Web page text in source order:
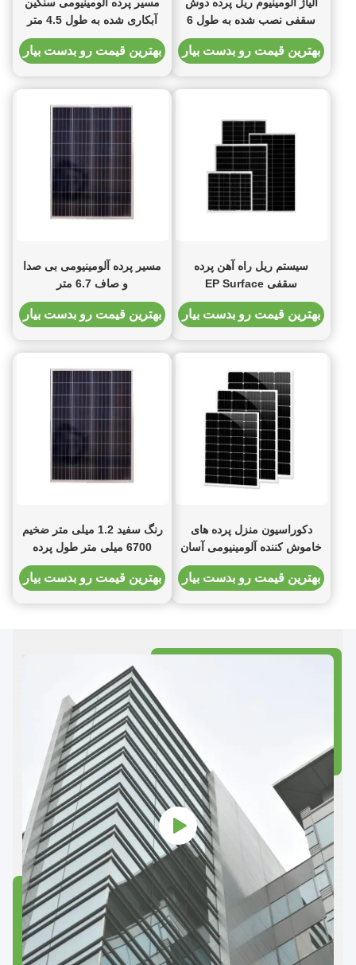
سقفی نصب شده به طول 6
متر در 4 رنگ
بهترین قیمت رو بدست بیار
آبکاری شده به طول 4.5 متر
بهترین قیمت رو بدست بیار
سیستم ریل راه آهن پرده
سقفی EP Surface
بهترین قیمت رو بدست بیار
مسیر پرده آلومینیومی بی صدا
و صاف 6.7 متر
بهترین قیمت رو بدست بیار
دکوراسیون منزل پرده های
خاموش کننده آلومینیومی آسان
تمیز مسیر 4 متر
بهترین قیمت رو بدست بیار
رنگ سفید 1.2 میلی متر ضخیم
6700 میلی متر طول پرده
آلومینیومی آهنگ سفید رنگ
بهترین قیمت رو بدست بیار